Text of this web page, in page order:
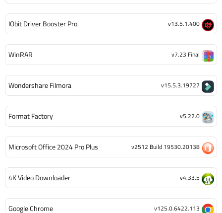
IObit Driver Booster Pro v13.5.1.400
WinRAR v7.23 Final
Wondershare Filmora v15.5.3.19727
Format Factory v5.22.0
Microsoft Office 2024 Pro Plus v2512 Build 19530.20138
4K Video Downloader v4.33.5
Google Chrome v125.0.6422.113